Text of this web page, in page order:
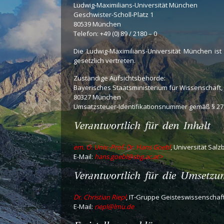
Ludwig-Maximilians-Universität München
Geschwister-Scholl-Platz 1
80539 München
Telefon: +49 (0) 89 / 2180 – 0
Die Ludwig-Maximilians-Universität München
gesetzlich vertreten.
Zuständige Aufsichtsbehörde:
Bayerisches Staatsministerium für
80327 München
Umsatzsteuer-Identifikationsnummer gemäß §
Verantwortlich für den Inhalt
em. O. Univ.-Prof. Dr. Hans Goebl, Universität
E-Mail: hans.goebl@sbg.ac.at>
Verantwortlich für die
Dr. Christian Riepl, IT-Gruppe
E-Mail: riepl@lmu.de